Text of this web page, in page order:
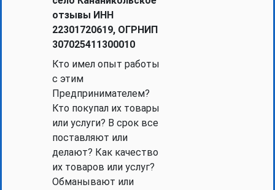
отзывы ИНН
22301720619, ОГРНИП
307025411300010
Кто имел опыт работы
с этим
Предпринимателем?
Кто покупал их товары
или услуги? В срок все
поставляют или
делают? Как качество
их товаров или услуг?
Обманывают или